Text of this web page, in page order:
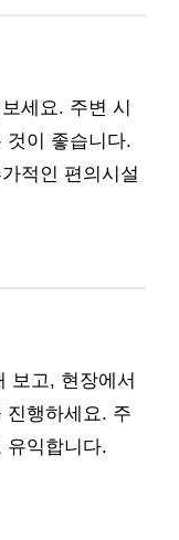
세요. 주변 시
것이 좋습니다.
적인 편의시설
보고, 현장에서
진행하세요. 주
유익합니다.